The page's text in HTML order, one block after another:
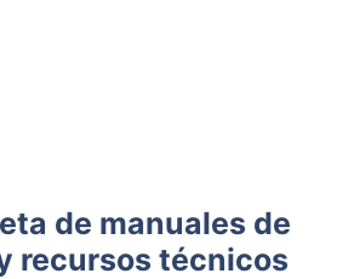
de manuales de
recursos técnicos